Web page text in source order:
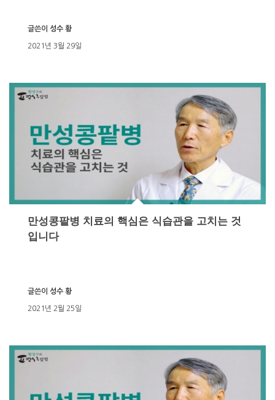
2021년 3월 29일
글쓴이 성수 황
만성콩팥병 치료의 핵심은 식습관을 고치는 것
입니다
2021년 2월 25일
글쓴이 성수 황